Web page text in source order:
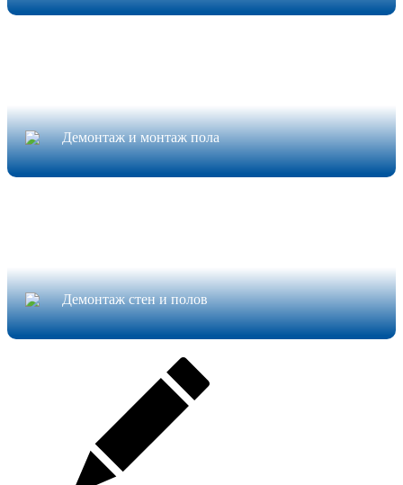
Демонтаж и монтаж пола
Демонтаж стен и полов